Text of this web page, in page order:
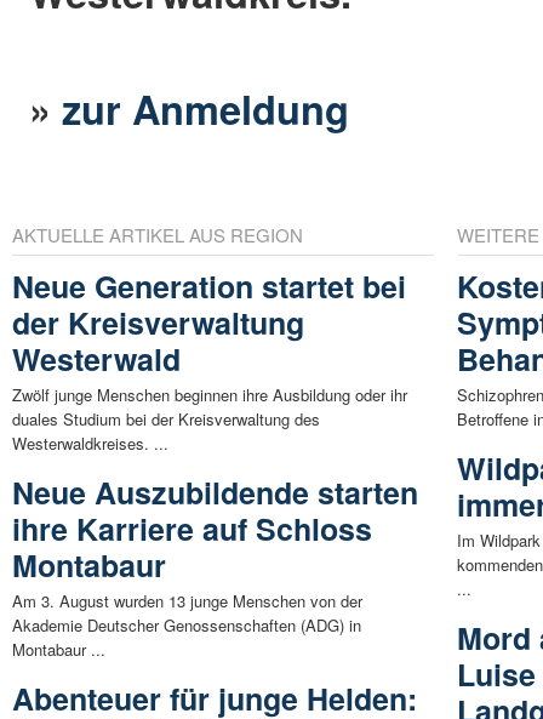
»zur Anmeldung
AKTUELLE ARTIKEL AUS REGION
Neue Generation startet bei
der Kreisverwaltung
Westerwald
Zwölf junge Menschen beginnen ihre Ausbildung oder ihr
duales Studium bei der Kreisverwaltung des
Westerwaldkreises. ...
Neue Auszubildende starten
ihre Karriere auf Schloss
Montabaur
Am 3. August wurden 13 junge Menschen von der
Akademie Deutscher Genossenschaften (ADG) in
Montabaur ...
Abenteuer für junge Helden:
Betroffene
Im
...
Mord